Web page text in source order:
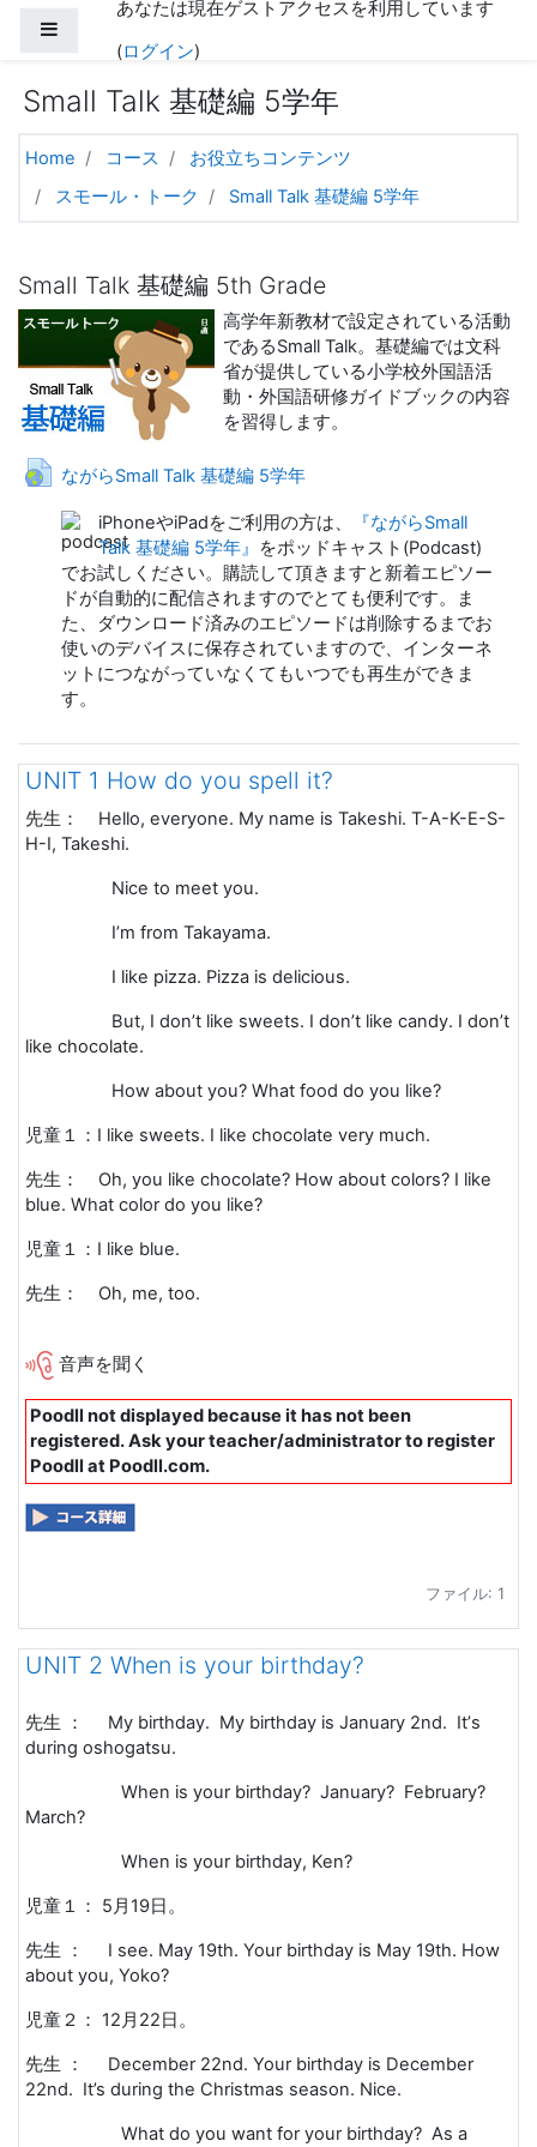
メインコンテンツへスキップする
あなたは現在ゲストアクセスを利用しています
(ログイン)
Small Talk 基礎編 5学年
Home コース
お役立ちコンテンツ
スモール・トーク
Small Talk 基礎編 5学年
トピックアウトライン
Small Talk 基礎編 5th Grade
高学年新教材で設定されている活動
であるSmall Talk。基礎編では文科
省が提供している小学校外国語活
動・外国語研修ガイドブックの内容
を習得します。
ながらSmall Talk 基礎編 5学年
URL
iPhoneやiPadをご利用の方は、
『ながらSmall
Talk 基礎編 5学年』 をポッドキャスト(Podcast)
でお試しください。購読して頂きますと新着エピソー
ドが自動的に配信されますのでとても便利です。ま
た、ダウンロード済みのエピソードは削除するまでお
使いのデバイスに保存されていますので、インターネ
ットにつながっていなくてもいつでも再生ができま
す。
UNIT 1 How do you spell it?
先生：
Hello, everyone. My name is Takeshi. T-A-K-E-S-
H-I, Takeshi.
Nice to meet you.
I’m from Takayama.
I like pizza. Pizza is delicious.
But, I don’t like sweets. I don’t like candy. I don’t
like chocolate.
How about you? What food do you like?
児童１： I like sweets. I like chocolate very much.
先生：
Oh, you like chocolate? How about colors? I like
blue. What color do you like?
児童１： I like blue.
先生： Oh, me, too.
音声を聞く
Poodll not displayed because it has not been
registered. Ask your teacher/administrator to register
Poodll at Poodll.com.
ファイル: 1
UNIT 2 When is your birthday?
先生 ： My birthday. My birthday is January 2nd. It’s
during oshogatsu.
When is your birthday? January? February?
March?
When is your birthday, Ken?
児童１： 5月 19日。
先生 ： I see. May 19th. Your birthday is May 19th. How
about you, Yoko?
児童２： 12月 22日。
先生 ： December 22nd. Your birthday is December
22nd. It’s during the Christmas season. Nice.
What do you want for your birthday? As a